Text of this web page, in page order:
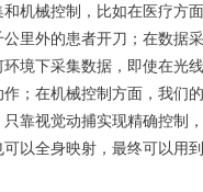
机械控制，比如在医疗方
里外的患者开刀；在数据
境下采集数据，即使在光
；在机械控制方面，我们
靠视觉动捕实现精确控制
以全身映射，最终可以用